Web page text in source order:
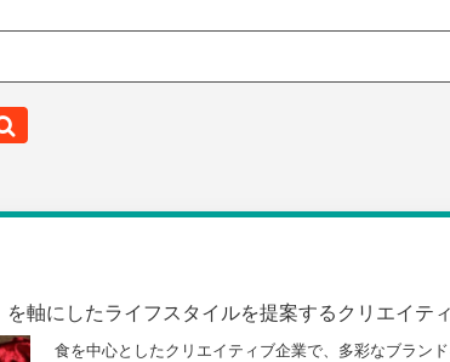
軸にしたライフスタイルを提案するクリエイテ
食を中心としたクリエイティブ企業で、多彩なブラン